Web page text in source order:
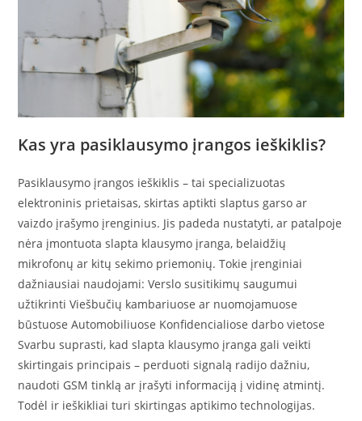
Kas yra pasiklausymo įrangos ieškiklis?
Pasiklausymo įrangos ieškiklis – tai specializuotas
elektroninis prietaisas, skirtas aptikti slaptus garso ar
vaizdo įrašymo įrenginius. Jis padeda nustatyti, ar patalpoje
nėra įmontuota slapta klausymo įranga, belaidžių
mikrofonų ar kitų sekimo priemonių. Tokie įrenginiai
dažniausiai naudojami: Verslo susitikimų saugumui
užtikrinti Viešbučių kambariuose ar nuomojamuose
būstuose Automobiliuose Konfidencialiose darbo vietose
Svarbu suprasti, kad slapta klausymo įranga gali veikti
skirtingais principais – perduoti signalą radijo dažniu,
naudoti GSM tinklą ar įrašyti informaciją į vidinę atmintį.
Todėl ir ieškikliai turi skirtingas aptikimo technologijas.